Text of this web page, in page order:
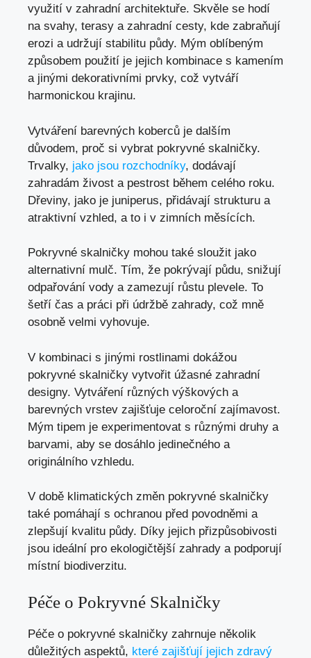
využití v zahradní architektuře. Skvěle se hodí
na svahy, terasy a zahradní cesty, kde zabraňují
erozi a udržují stabilitu půdy. Mým oblíbeným
způsobem použití je jejich kombinace s kamením
a jinými dekorativními prvky, což vytváří
harmonickou krajinu.
Vytváření barevných koberců je dalším
důvodem, proč si vybrat pokryvné skalničky.
Trvalky, jako jsou rozchodníky, dodávají
zahradám živost a pestrost během celého roku.
Dřeviny, jako je juniperus, přidávají strukturu a
atraktivní vzhled, a to i v zimních měsících.
Pokryvné skalničky mohou také sloužit jako
alternativní mulč. Tím, že pokrývají půdu, snižují
odpařování vody a zamezují růstu plevele. To
šetří čas a práci při údržbě zahrady, což mně
osobně velmi vyhovuje.
V kombinaci s jinými rostlinami dokážou
pokryvné skalničky vytvořit úžasné zahradní
designy. Vytváření různých výškových a
barevných vrstev zajišťuje celoroční zajímavost.
Mým tipem je experimentovat s různými druhy a
barvami, aby se dosáhlo jedinečného a
originálního vzhledu.
V době klimatických změn pokryvné skalničky
také pomáhají s ochranou před povodněmi a
zlepšují kvalitu půdy. Díky jejich přizpůsobivosti
jsou ideální pro ekologičtější zahrady a podporují
místní biodiverzitu.
Péče o Pokryvné Skalničky
Péče o pokryvné skalničky zahrnuje několik
důležitých aspektů, které zajišťují jejich zdravý